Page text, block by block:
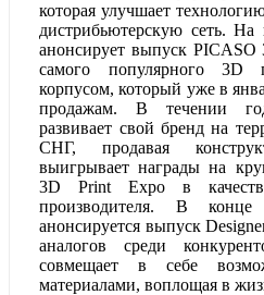
которая улучшает
дистрибьютерскую сеть.
анонсирует выпуск PICASO
самого популярного 3D
корпусом, который уже в
продажам. В течении
развивает свой бренд на
СНГ, продавая
выигрывает награды на
3D Print Expo в
производителя. В
анонсируется выпуск
аналогов среди
совмещает в себе
материалами, воплощая в